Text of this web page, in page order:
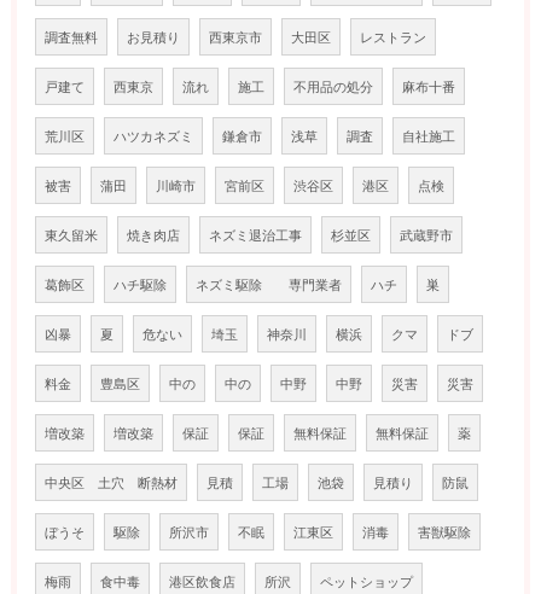
調査無料 お見積り 西東京市 大田区 レストラン
戸建て 西東京 流れ 施工 不用品の処分 麻布十番
荒川区 ハツカネズミ 鎌倉市 浅草 調査 自社施工
被害 蒲田 川崎市 宮前区 渋谷区 港区 点検
東久留米 焼き肉店 ネズミ退治工事 杉並区 武蔵野市
葛飾区 ハチ駆除 ネズミ駆除 専門業者 ハチ 巣
凶暴 夏 危ない 埼玉 神奈川 横浜 クマ ドブ
料金 豊島区 中の 中の 中野 中野 災害 災害
増改築 増改築 保証 保証 無料保証 無料保証 薬
中央区 土穴 断熱材 見積 工場 池袋 見積り 防鼠
ぼうそ 駆除 所沢市 不眠 江東区 消毒 害獣駆除
梅雨 食中毒 港区飲食店 所沢 ペットショップ